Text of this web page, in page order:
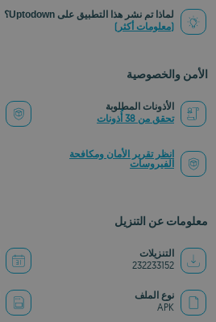
لماذا تم نشر هذا التطبيق على Uptodown؟
(معلومات أكثر)
الأمن والخصوصية
الأذونات المطلوبة
تحقق من 38 أُذونات
انظر تقرير الأمان ومكافحة
الفيروسات
معلومات عن التنزيل
التنزيلات
232233152
نوع الملف
APK